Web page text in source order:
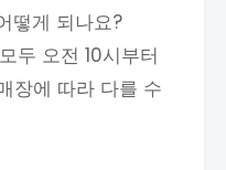
떻게 되나요?
두 오전 10시부터
장에 따라 다를 수